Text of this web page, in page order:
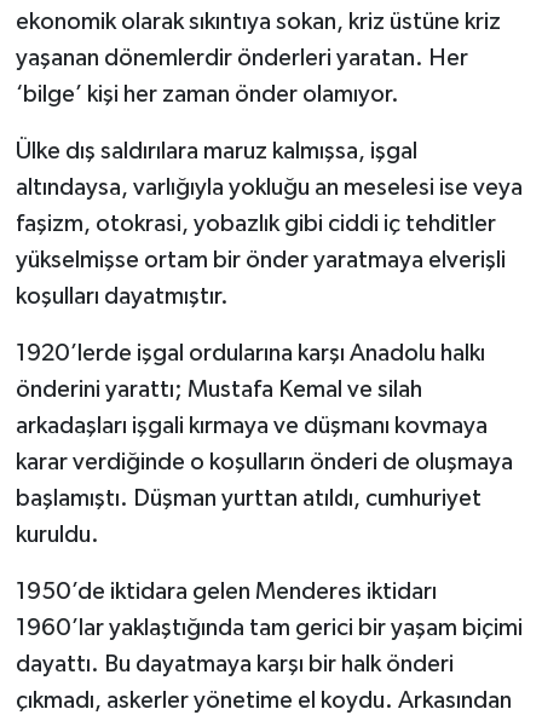
ekonomik olarak sıkıntıya sokan, kriz üstüne kriz
yaşanan dönemlerdir önderleri yaratan. Her
‘bilge’ kişi her zaman önder olamıyor.
Ülke dış saldırılara maruz kalmışsa, işgal
altındaysa, varlığıyla yokluğu an meselesi ise veya
faşizm, otokrasi, yobazlık gibi ciddi iç tehditler
yükselmişse ortam bir önder yaratmaya elverişli
koşulları dayatmıştır.
1920’lerde işgal ordularına karşı Anadolu halkı
önderini yarattı; Mustafa Kemal ve silah
arkadaşları işgali kırmaya ve düşmanı kovmaya
karar verdiğinde o koşulların önderi de oluşmaya
başlamıştı. Düşman yurttan atıldı, cumhuriyet
kuruldu.
1950’de iktidara gelen Menderes iktidarı
1960’lar yaklaştığında tam gerici bir yaşam biçimi
dayattı. Bu dayatmaya karşı bir halk önderi
çıkmadı, askerler yönetime el koydu. Arkasından
Laçin
Oğuzlar
Ortaköy
Osmancık
Sungurlu
Uğurludağ
Sağlık